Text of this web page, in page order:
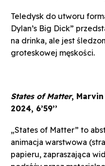
Teledysk do utworu
Dylan’s Big Dick”
na drinka, ale jest
groteskowej męskości.
States of Matter,
2024, 6’59’’
„States of Matter” to
animacja warstwowa
papieru, zapraszająca